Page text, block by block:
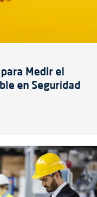
Medir el
en Seguridad